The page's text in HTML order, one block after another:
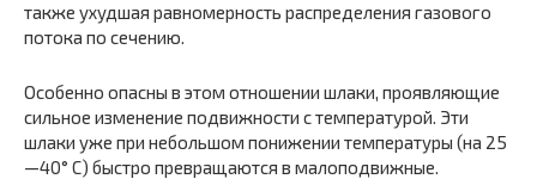
также ухудшая равномерность рас­пределения газового
потока по сечению.
Особенно опасны в этом отношении шлаки, проявляющие
сильное изменение подвижности с температурой. Эти
шлаки уже при небольшом понижении температуры (на 25
—40° С) быстро превращаются в малоподвижные.